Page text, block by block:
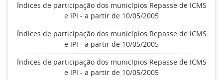
Índices de participação dos municípios Repasse de ICMS
e IPI - a partir de 10/05/2005
Índices de participação dos municípios Repasse de ICMS
e IPI - a partir de 10/05/2005
Índices de participação dos municípios Repasse de ICMS
e IPI - a partir de 10/05/2005